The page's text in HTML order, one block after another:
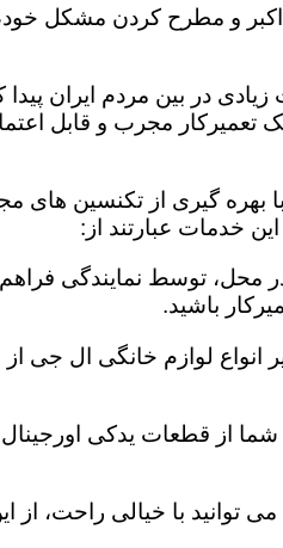
و مطرح کردن مشکل خود،
در بین مردم ایران
مجرب و قابل
گیری از تکنسین های
خدمات عبارتند از:
محل، توسط نمایندگی
باشید.
انواع لوازم خانگی ال جی
از قطعات یدکی
با خیالی راحت، از